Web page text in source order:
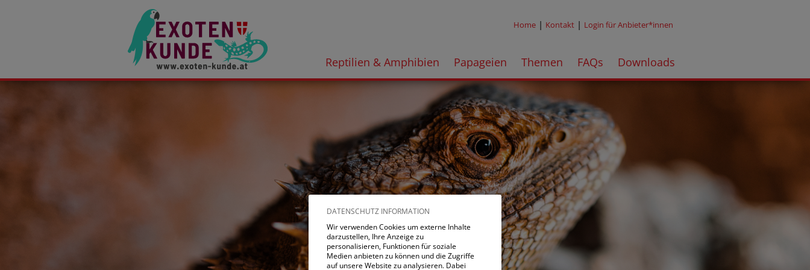
DATENSCHUTZ INFORMATION
Wir verwenden Cookies um externe Inhalte
darzustellen, Ihre Anzeige zu
personalisieren, Funktionen für soziale
Medien anbieten zu können und die Zugriffe
auf unsere Website zu analysieren. Dabei
Reptilien & Amphibien Papageien Themen FAQs Downloads
Home | Kontakt | Login für Anbieter*innen